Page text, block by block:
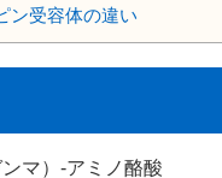
ン受容体の違い
マ）-アミノ酪酸